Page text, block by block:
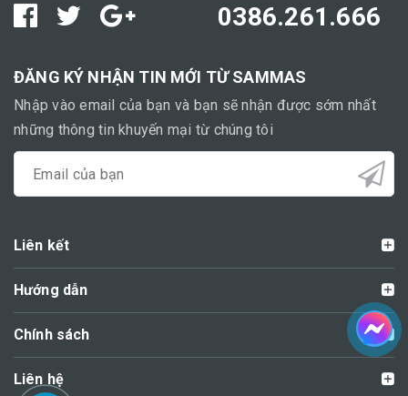
0386.261.666
ĐĂNG KÝ NHẬN TIN MỚI TỪ SAMMAS
Nhập vào email của bạn và bạn sẽ nhận được sớm nhất
những thông tin khuyến mại từ chúng tôi
Liên kết
Hướng dẫn
Chính sách
Liên hệ